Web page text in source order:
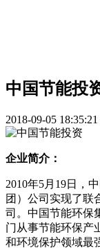
中国节能投
2018-09-05 18:35:21
企业简介：
2010年5月19日，
团）公司实现了联
司。中国节能环保
门从事节能环保产
和环境保护领域最